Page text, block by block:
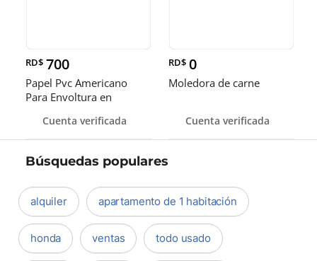
RD$ 700
Papel Pvc Americano
Para Envoltura en
pulgadas
Cuenta verificada
RD$ 0
Moledora de carne
Cuenta verificada
Búsquedas populares
alquiler apartamento de 1 habitación
honda ventas todo usado